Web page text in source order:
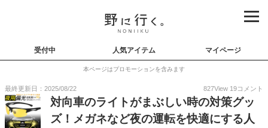
受付中 人気アイテム マイページ
本ページはプロモーションを含みます
最終更新日：2025/08/22 827View 19コメント
対向車のライトがまぶしい時の対策グッ
ズ！メガネなど夜の運転を快適にする人